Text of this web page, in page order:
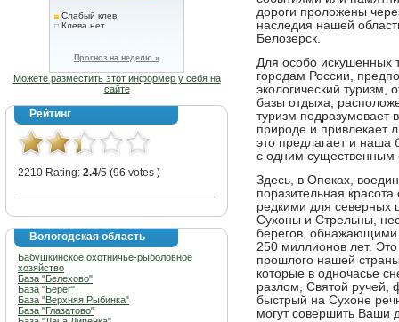
Слабый клев
Клева нет
Прогноз на неделю »
Можете разместить этот информер у себя на
сайте
Рейтинг
2210 Rating: 2.4/5 (96 votes )
Вологодская область
Бабушкинское охотничье-рыболовное
хозяйство
База "Белехово"
База "Берег"
База "Верхняя Рыбинка"
База "Глазатово"
дороги проложены
наследия нашей
Белозерск.
Для особо искушенных
городам России,
экологический туризм,
базы отдыха,
туризм подразумевает
природе и привлекает
это предлагает и наша
с одним существенным
Здесь, в Опоках,
поразительная
редкими для северных
Сухоны и Стрельны,
берегов, обнажающими
250 миллионов лет.
прошлого нашей страны
которые в одночасье
разлом, Святой ручей,
быстрый на Сухоне
могут совершить Ваши